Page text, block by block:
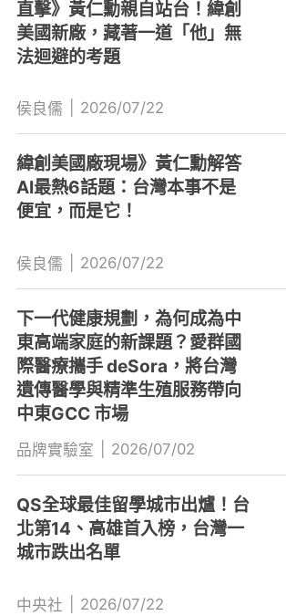
直擊》黃仁勳親自站台！緯創
美國新廠，藏著一道「他」無
法迴避的考題
侯良儒 2026/07/22
緯創美國廠現場》黃仁勳解答
AI最熱6話題：台灣本事不是
便宜，而是它！
侯良儒 2026/07/22
下一代健康規劃，為何成為中
東高端家庭的新課題？愛群國
際醫療攜手 deSora，將台灣
遺傳醫學與精準生殖服務帶向
中東GCC 市場
品牌實驗室 2026/07/02
QS全球最佳留學城市出爐！台
北第14、高雄首入榜，台灣一
城市跌出名單
中央社 2026/07/22